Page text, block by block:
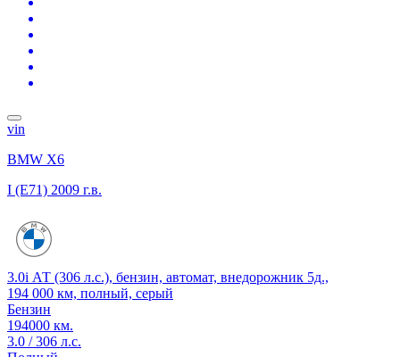
vin
BMW X6
I (E71) 2009 г.в.
3.0i АТ (306 л.с.), бензин, автомат, внедорожник 5д.,
194 000 км, полный, серый
Бензин
194000 км.
3.0 / 306 л.с.